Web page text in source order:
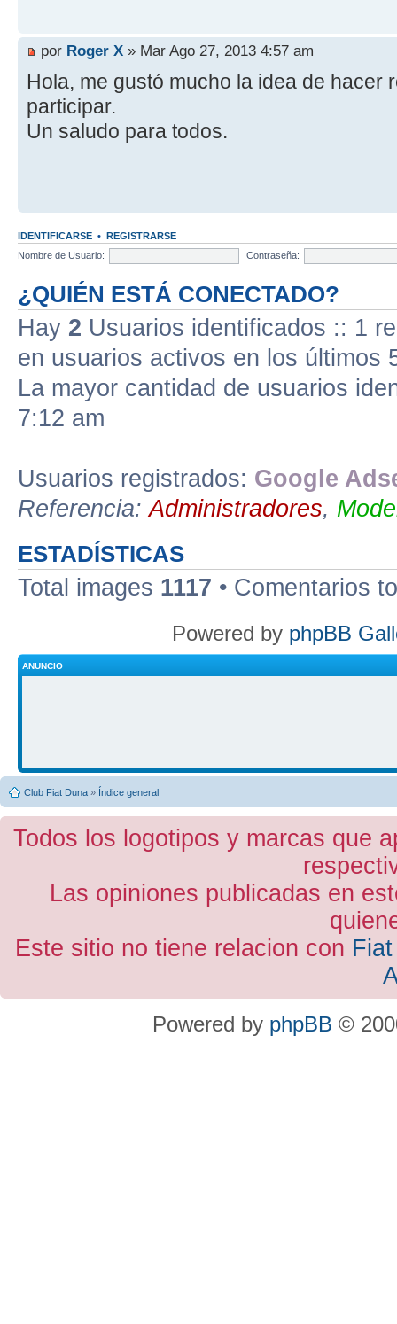
por Roger X » Mar Ago 27, 2013 4:57 am
Hola, me gustó mucho la idea de hacer
participar.
Un saludo para todos.
IDENTIFICARSE • REGISTRARSE
Nombre de Usuario:
Contraseña:
¿QUIÉN ESTÁ CONECTADO?
Hay 2 Usuarios identificados :: 1
en usuarios activos en los últimos
La mayor cantidad de usuarios
7:12 am
Usuarios registrados: Google
Referencia:Administradores,
ESTADÍSTICAS
Total images 1117 • Comentarios
Powered by phpBB
ANUNCIO
Club Fiat Duna » Índice general
Todos los logotipos y marcas que
Las opiniones publicadas en
Este sitio no tiene relacion con
Powered by phpBB ©